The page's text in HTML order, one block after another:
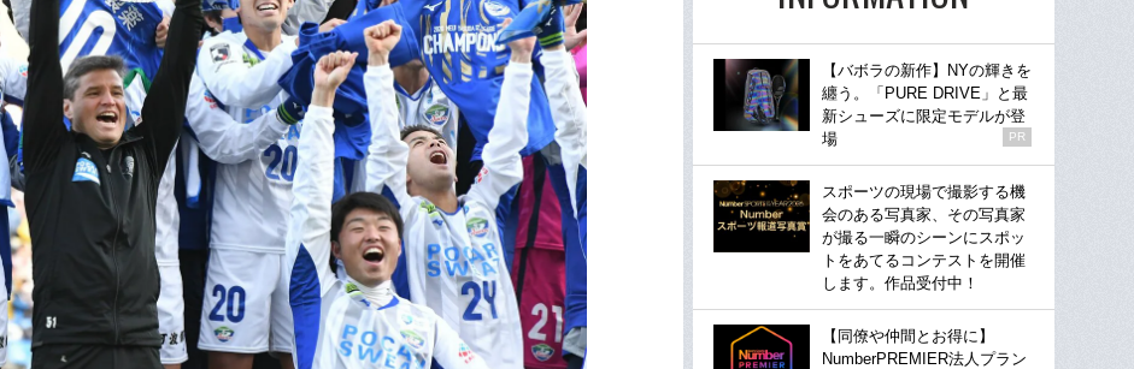
【バボラの新作】NYの輝きを
纏う。「PURE DRIVE」と最
新シューズに限定モデルが登
場
PR
スポーツの現場で撮影する機
会のある写真家、その写真家
が撮る一瞬のシーンにスポッ
トをあてるコンテストを開催
します。作品受付中！
【同僚や仲間とお得に】
NumberPREMIER法人プラン